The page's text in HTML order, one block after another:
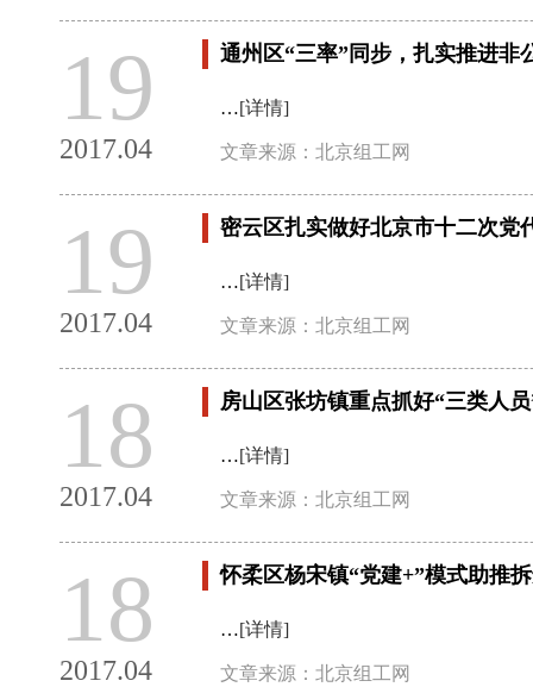
19
2017.04
通州区“三率”同步，扎实推进非
…[详情]
文章来源：北京组工网
19
2017.04
密云区扎实做好北京市十二次党
…[详情]
文章来源：北京组工网
18
2017.04
房山区张坊镇重点抓好“三类人
…[详情]
文章来源：北京组工网
18
2017.04
怀柔区杨宋镇“党建+”模式助推
…[详情]
文章来源：北京组工网